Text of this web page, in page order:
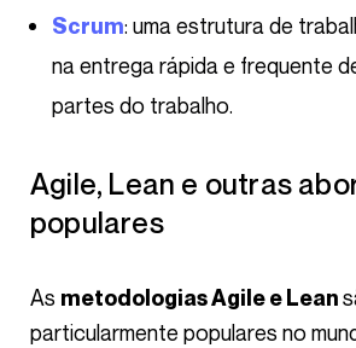
Scrum: uma estrutura de
na entrega rápida e frequente
partes do trabalho.
Agile, Lean e outras abordagens
populares
As metodologias Agile e Lean
particularmente populares no